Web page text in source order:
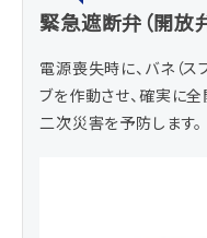
緊急遮断弁（開放
電源喪失時に、バネ（ス
ブを作動させ、確実に
二次災害を予防します。